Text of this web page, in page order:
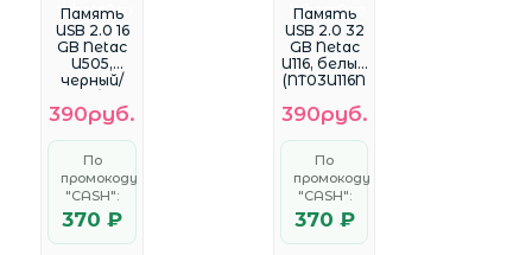
WhatsApp
Память
USB 2.0 16
GB Netac
U505,
черный/
тый
(NT03U505
N-016G-
20BK)
390руб.
По
промокоду
"CASH":
370 ₽
WhatsApp
Память
USB 2.0 32
GB Netac
U116, белый
(NT03U116N
20WH)
390руб.
По
промокоду
"CASH":
370 ₽